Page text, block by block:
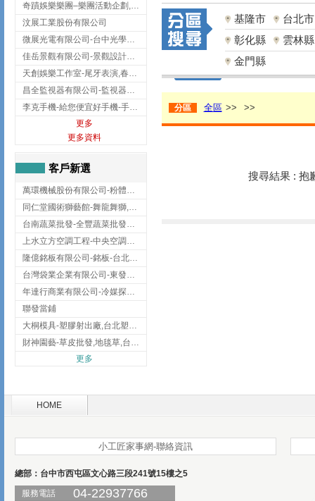
奇蹟娛樂樂團–樂團活動企劃,台中樂團表演,台中婚禮樂團
汶展工業股份有限公司
微展光電有限公司-台中光學鍍膜,optical filter taiwan,台灣光學鍍膜
佳岳景觀有限公司-景觀設計公司,台北景觀設計,台北景觀工程,中山區景觀設計
天創娛樂工作室-尾牙表演,春酒表演,板橋尾牙表演
昌全監視器有限公司-監視器安裝,高雄監視器安裝,鳳山區監視器安裝
李克手機-給您便宜好手機-手機收購,屏東手機收購
更多
更多資料
客戶新選
萬環機械股份有限公司-粉體塗裝設備,輸送機,輸送機設備,台南輸送機
同仁堂國術獅藝館-舞龍舞獅,台中舞龍舞獅
台南蔬菜批發-全豐蔬菜批發專送/台南蔬菜箱宅配到府
上水立方空調工程-中央空調規劃,台北中央空調規劃
隆億銘板有限公司-銘板-台北銘板-板橋銘板
台灣袋業企業有限公司-東發企業社/台中太空袋/太空包
年達行商業有限公司-冷媒探漏儀,壓力錶組,真空泵浦,台北冷凍空調材料
聯發當鋪
大桐模具-塑膠射出廠,台北塑膠射出廠
財神園藝-草皮批發,地毯草,台北草,彰化地毯草,彰化台北草
更多
基隆市
台北市
彰化縣
雲林縣
金門縣
分區 全區 >> >>
搜尋結果 : 抱
HOME
小工匠家事網-聯絡資訊
總部：台中市西屯區文心路三段241號15樓之5
服務電話
04-22937766